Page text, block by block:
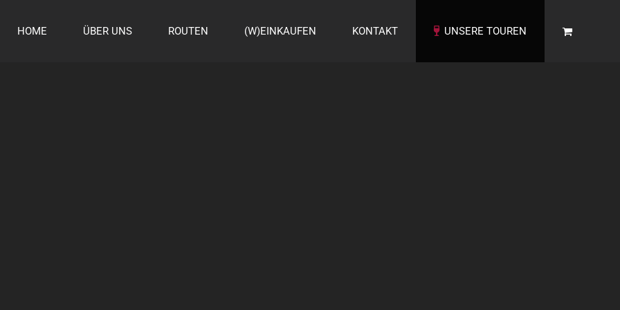
HOME ÜBER UNS ROUTEN (W)EINKAUFEN KONTAKT UNSERE TOUREN